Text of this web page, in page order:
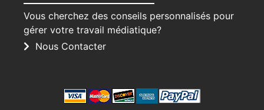
Vous cherchez des conseils personnalisés pour
gérer votre travail médiatique?
Nous Contacter